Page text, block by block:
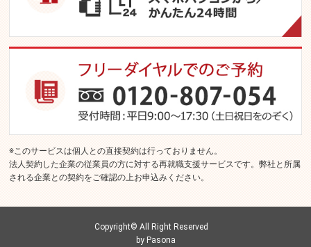
このサービスは個人との直接契約は行っておりません。
法人契約した企業の従業員の方に対する再就職支援サービスです。弊社と所属
される企業との契約をご確認の上お申込みください。
Copyright© All Right Reserved
by Pasona